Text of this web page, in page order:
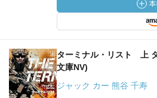
ターミナル・リスト 上
文庫NV)
ジャック カー 熊谷 千寿